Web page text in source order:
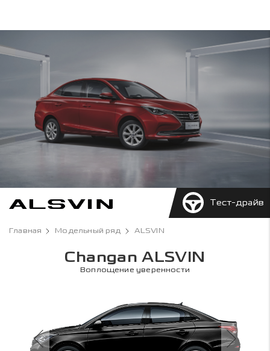
Тест-драйв
Главная Модельный ряд ALSVIN
Changan ALSVIN
Воплощение уверенности